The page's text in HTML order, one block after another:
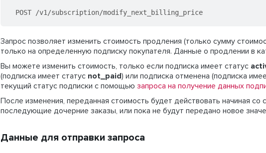
POST /v1/subscription/modify_next_billing_price
Запрос позволяет изменить стоимость продления (только сумму
только на определенную подписку покупателя. Данные о продлении в
Вы можете изменить стоимость, только если подписка имеет статус
(подписка имеет статус not_paid) или подписка отменена (подписка
текущий статус подписки с помощью запроса на получение данных
После изменения, переданная стоимость будет действовать начиная
последующие дочерние заказы, или пока не будут передано новое
Данные для отправки запроса